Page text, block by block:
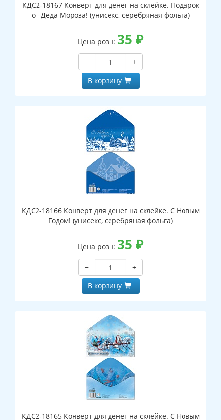
КДС2-18167 Конверт для денег на склейке. Подарок
от Деда Мороза! (унисекс, серебряная фольга)
Цена розн: 35 ₽
−
+
В корзину
КДС2-18166 Конверт для денег на склейке. С Новым
Годом! (унисекс, серебряная фольга)
Цена розн: 35 ₽
−
+
В корзину
КДС2-18165 Конверт для денег на склейке. С Новым